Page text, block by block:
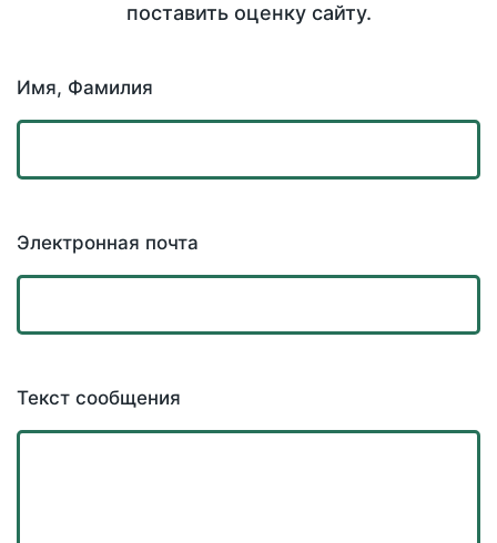
поставить оценку сайту.
Имя, Фамилия
Электронная почта
Текст сообщения